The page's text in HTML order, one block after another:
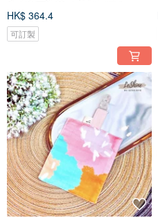
HK$ 364.4
可訂製